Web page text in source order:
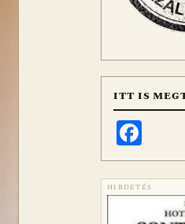
ITT IS
HIRDETÉS